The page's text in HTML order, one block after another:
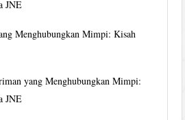
JNE
Menghubungkan Mimpi: Kisah
yang Menghubungkan Mimpi:
JNE